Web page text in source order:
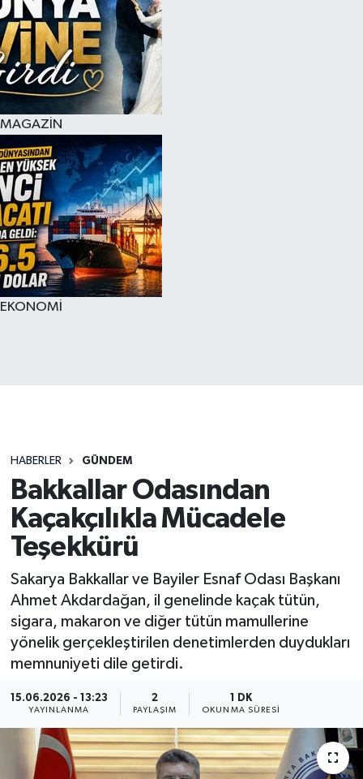
MAGAZİN
EKONOMİ
HABERLER GÜNDEM
Bakkallar Odasından
Kaçakçılıkla Mücadele
Teşekkürü
Sakarya Bakkallar ve Bayiler Esnaf Odası Başkanı
Ahmet Akdardağan, il genelinde kaçak tütün,
sigara, makaron ve diğer tütün mamullerine
yönelik gerçekleştirilen denetimlerden duydukları
memnuniyeti dile getirdi.
15.06.2026 - 13:23
YAYINLANMA
2
PAYLAŞIM
1 DK
OKUNMA SÜRESI